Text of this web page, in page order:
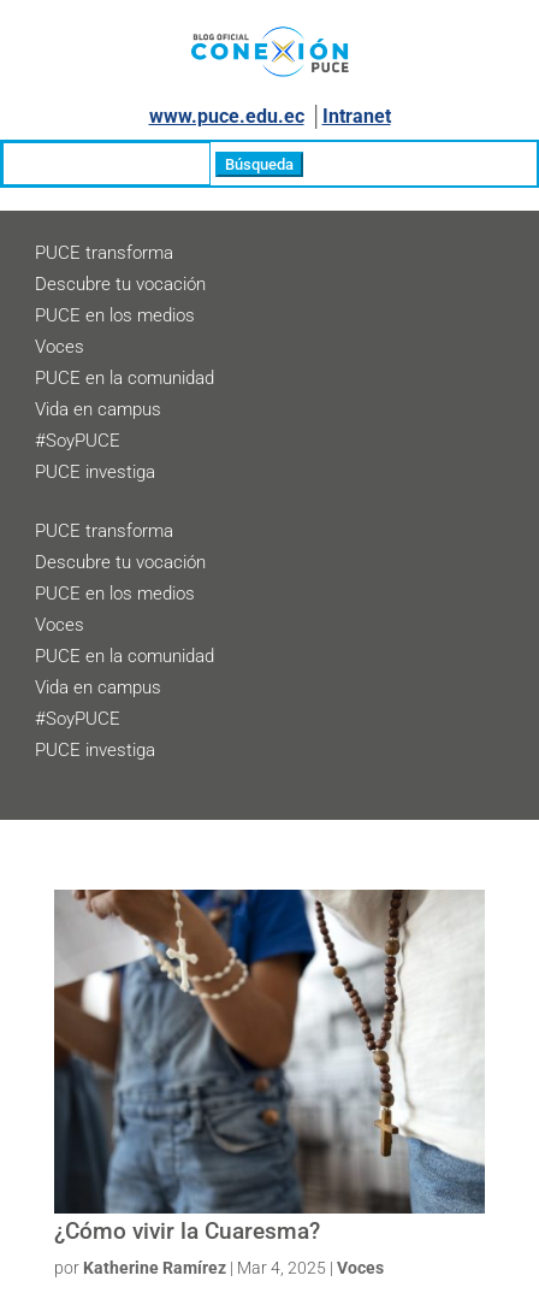
www.puce.edu.ec│ Intranet
PUCE transforma
Descubre tu vocación
PUCE en los medios
Voces
PUCE en la comunidad
Vida en campus
#SoyPUCE
PUCE investiga
PUCE transforma
Descubre tu vocación
PUCE en los medios
Voces
PUCE en la comunidad
Vida en campus
#SoyPUCE
PUCE investiga
¿Cómo vivir la Cuaresma?
por Katherine Ramírez| Mar 4, 2025 | Voces